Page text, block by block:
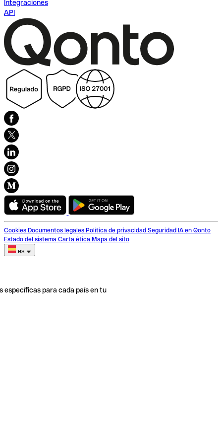
Integraciones
API
Cookies Documentos legales Política de privacidad Seguridad IA en Qonto
Estado del sistema Carta ética Mapa del sito
es
específicas para cada país en tu